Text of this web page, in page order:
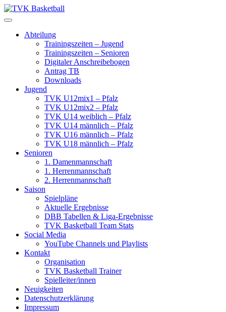
Skip
to
Abteilung
Trainingszeiten – Jugend
Trainingszeiten – Senioren
Digitaler Anschreibebogen
Antrag TB
Downloads
Jugend
TVK U12mix1 – Pfalz
TVK U12mix2 – Pfalz
TVK U14 weiblich – Pfalz
TVK U14 männlich – Pfalz
TVK U16 männlich – Pfalz
TVK U18 männlich – Pfalz
Senioren
1. Damenmannschaft
1. Herrenmannschaft
2. Herrenmannschaft
Saison
Spielpläne
Aktuelle Ergebnisse
DBB Tabellen & Liga-Ergebnisse
TVK Basketball Team Stats
Social Media
YouTube Channels und Playlists
Kontakt
Organisation
TVK Basketball Trainer
Spielleiter/innen
Neuigkeiten
Datenschutzerklärung
Impressum